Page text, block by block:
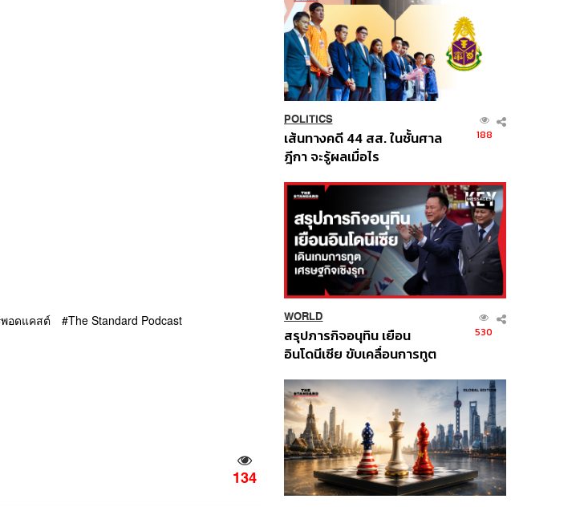
พอดแคสต์
The Standard Podcast
134
POLITICS
เส้นทางคดี 44 สส. ในชั้นศาล
ฎีกา จะรู้ผลเมื่อไร
188
WORLD
สรุปภารกิจอนุทิน เยือน
อินโดนีเซีย ขับเคลื่อนการทูต
ส่วนยุทธศาสตร์ไทย –
อินโดนีเซีย
530